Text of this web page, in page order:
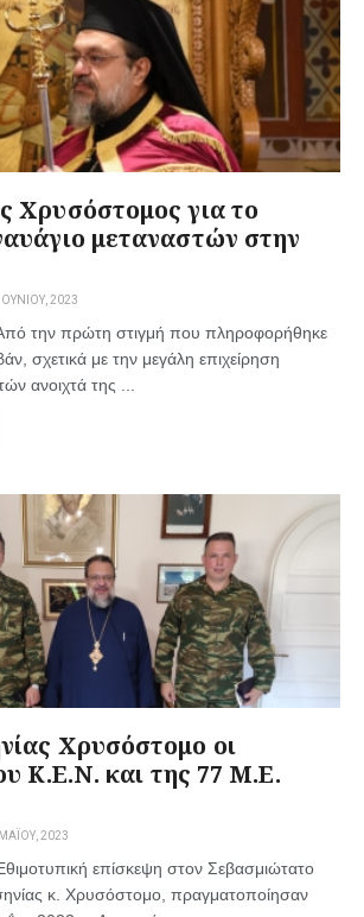
Χρυσόστομος για το
μεταναστών στην
2023
την πρώτη στιγμή που πληροφορήθηκε
σχετικά με την μεγάλη επιχείρηση
ανοιχτά της ...
Xρυσόστομο οι
Κ.Ε.Ν. και της 77 Μ.Ε.
2023
επίσκεψη στον Σεβασμιώτατο
κ. Χρυσόστομο, πραγματοποίησαν